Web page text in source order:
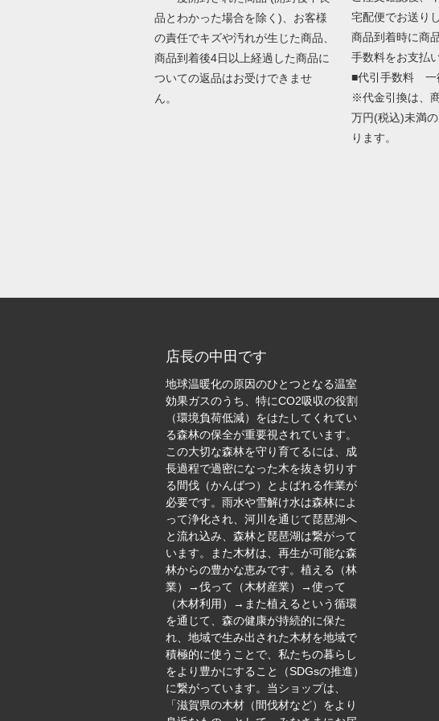
品とわかった場合を除く)、お客様
の責任でキズや汚れが生じた商品、
商品到着後4日以上経過した商品に
ついての返品はお受けできませ
ん。
宅配便でお送り
商品到着時に商
手数料をお支払
■代引手数料 一
※代金引換は、
万円(税込)未満
ります。
店長の中田です
地球温暖化の原因のひとつとなる温室
効果ガスのうち、特にCO2吸収の役割
（環境負荷低減）をはたしてくれてい
る森林の保全が重要視されています。
この大切な森林を守り育てるには、成
長過程で過密になった木を抜き切りす
る間伐（かんばつ）とよばれる作業が
必要です。雨水や雪解け水は森林によ
って浄化され、河川を通じて琵琶湖へ
と流れ込み、森林と琵琶湖は繋がって
います。また木材は、再生が可能な森
林からの豊かな恵みです。植える（林
業）→伐って（木材産業）→使って
（木材利用）→また植えるという循環
を通じて、森の健康が持続的に保た
れ、地域で生み出された木材を地域で
積極的に使うことで、私たちの暮らし
をより豊かにすること（SDGsの推進）
に繋がっています。当ショップは、
「滋賀県の木材（間伐材など）をより